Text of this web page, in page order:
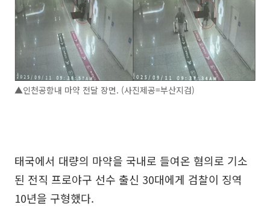
▲인천공항내 마약 전달 장면. (사진제공=부산지검)
태국에서 대량의 마약을 국내로 들여온 혐의로 기소
된 전직 프로야구 선수 출신 30대에게 검찰이 징역
10년을 구형했다.